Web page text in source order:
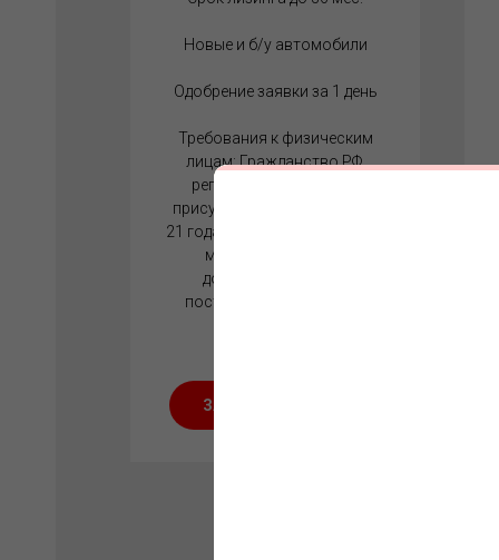
Новые и б/у автомобили
Одобрение заявки за 1 день
Требования к физическим
лицам: Гражданство РФ,
регистрация в регионе
присутствия ЛК, возраст от
21 года (но не более 65 лет на
момент окончания
договора), наличие
постоянного источника
ЗАКАЗАТЬ РАСЧЕТ